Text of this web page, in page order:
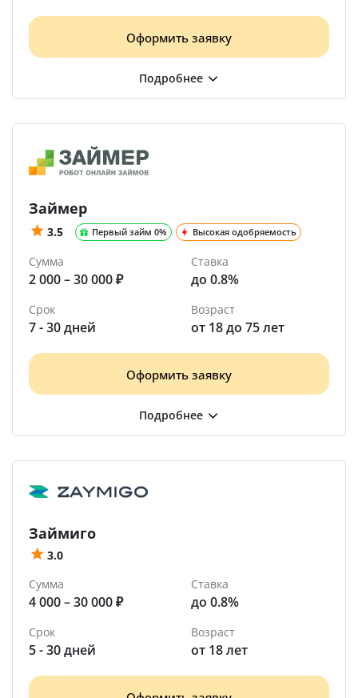
Оформить заявку
Займер
3.5 Первый займ 0% Высокая одобряемость
Сумма
2 000 – 30 000 ₽
Ставка
до 0.8%
Срок
7 - 30 дней
Возраст
от 18 до 75 лет
Оформить заявку
Займиго
3.0
Сумма
4 000 – 30 000 ₽
Ставка
до 0.8%
Срок
5 - 30 дней
Возраст
от 18 лет